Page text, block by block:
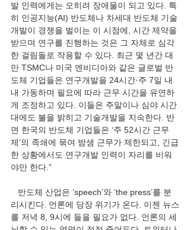
발 인력에게는 오히려 장애물이 되고 있다. 특
히 인공지능(AI) 반도체나 차세대 반도체 기술
개발이 경쟁을 벌이는 이 시점에, 시간 제약을
받으며 연구를 진행하는 것은 그 자체로 심각
한 걸림돌로 작용할 수 있다. 최근 몇 년간 대
만 TSMC나 미국 엔비디아와 같은 글로벌 반
도체 기업들은 연구개발을 24시간·주 7일 내
내 가동하며 필요에 따라 근무 시간을 유연하
게 조정하고 있다. 이들은 주말이나 심야 시간
대에도 불을 밝히고 기술개발을 지속한다. 반
면 한국의 반도체 기업들은 ‘주 52시간 근무
제’의 족쇄에 묶여 밤샘 근무가 제한되고, 긴급
한 상황에서도 연구개발 인력이 자리를 비워
야만 한다.”
반도체 산업은 ‘speech’와 ‘the press’를 분
리시킨다. 언론에 당장 위기가 온다. 이젠 뉴스
를 저녁 8, 9시에 들을 필요가 없다. 언론의 세